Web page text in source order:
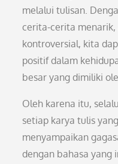
melalui tulisan.
cerita-cerita
kontroversial, kita
positif dalam
besar yang dimiliki
Oleh karena itu,
setiap karya tulis
menyampaikan
dengan bahasa yang